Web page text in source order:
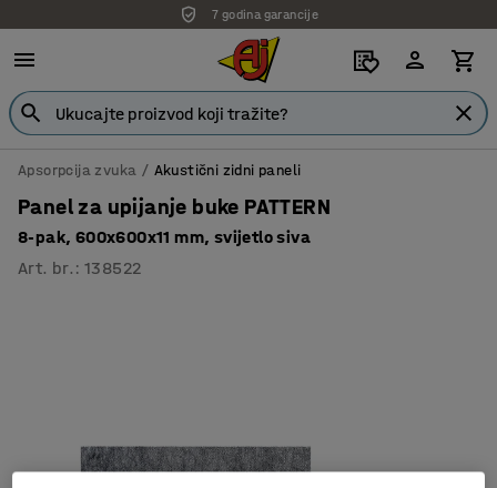
7 godina garancije
Apsorpcija zvuka Akustični zidni paneli
Panel za upijanje buke PATTERN
8-pak, 600x600x11 mm, svijetlo siva
Art. br. :138522